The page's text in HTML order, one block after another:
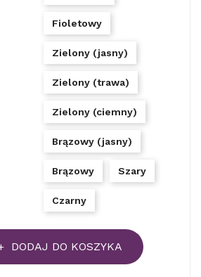
Fioletowy
Zielony (jasny)
Zielony (trawa)
Zielony (ciemny)
Brązowy (jasny)
Brązowy Szary
Czarny
DODAJ DO KOSZYKA